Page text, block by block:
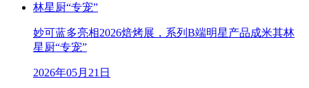
妙可蓝多亮相2026焙烤展，系列B端明星产品成米其林
星厨“专宠”
2026年05月21日